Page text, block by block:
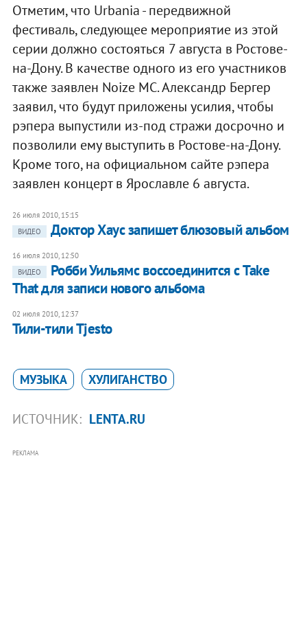
Отметим, что Urbania - передвижной
фестиваль, следующее мероприятие из этой
серии должно состояться 7 августа в Ростове-
на-Дону. В качестве одного из его участников
также заявлен Noize MC. Александр Бергер
заявил, что будут приложены усилия, чтобы
рэпера выпустили из-под стражи досрочно и
позволили ему выступить в Ростове-на-Дону.
Кроме того, на официальном сайте рэпера
заявлен концерт в Ярославле 6 августа.
26 июля 2010, 15:15
ВИДЕО
Доктор Хаус запишет блюзовый альбом
16 июля 2010, 12:50
ВИДЕО
Робби Уильямс воссоединится с Take
That для записи нового альбома
02 июля 2010, 12:37
Тили-тили Tjesto
МУЗЫКА ХУЛИГАНСТВО
ИСТОЧНИК: LENTA.RU
РЕКЛАМА